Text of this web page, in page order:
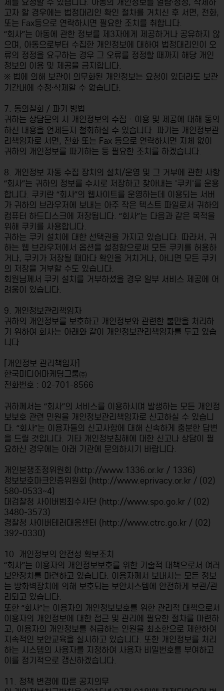
제를 요청할 수 있습니다. 아동의 개인정보를 열람·정정, 삭제하
고자 할 경우에는 법정대리인 확인 절차를 거치신 후 서면, 전화,
또는 Fax등으로 연락하시면 필요한 조치를 취합니다.
“회사”는 아동에 관한 정보를 제3자에게 제공하거나 공유하지 않
으며, 아동으로부터 수집한 개인정보에 대하여 법정대리인이 오
류의 정정을 요구하는 경우 그 오류를 정정할 때까지 해당 개인
정보의 이용 및 제공을 금지합니다.
※ 법에 의해 보관이 의무화된 개인정보는 요청이 있더라도 보관
기간내에 수정·삭제할 수 없습니다.
7. 동의철회 / 파기 방법
귀하는 상담문의 시 개인정보의 수집ㆍ이용 및 제공에 대해 동의
하신 내용을 언제든지 철회하실 수 있습니다. 파기는 개인정보관
리책임자로 서면, 전화 또는 Fax 등으로 연락하시면 지체 없이
귀하의 개인정보를 파기하는 등 필요한 조치를 하겠습니다.
8. 개인정보 자동 수집 장치의 설치/운영 및 그 거부에 관한 사항
“회사”는 귀하의 정보를 수시로 저장하고 찾아내는 '쿠키'를 운용
합니다. 쿠키란 “회사”의 웹사이트를 운영하는데 이용되는 서버
가 귀하의 브라우저에 보내는 아주 작은 텍스트 파일로서 귀하의
컴퓨터 하드디스크에 저장됩니다. “회사”는 다음과 같은 목적을
위해 쿠키를 사용합니다.
귀하는 쿠키 설치에 대한 선택권을 가지고 있습니다. 따라서, 귀
하는 웹 브라우저에서 옵션을 설정함으로써 모든 쿠키를 허용하
거나, 쿠키가 저장될 때마다 확인을 거치거나, 아니면 모든 쿠키
의 저장을 거부할 수도 있습니다.
회원님께서 쿠키 설치를 거부하셨을 경우 일부 서비스 제공에 어
려움이 있습니다.
9. 개인정보관리책임자
귀하의 개인정보를 보호하고 개인정보와 관련한 불만을 처리하
기 위하여 회사는 아래와 같이 개인정보관리책임자를 두고 있습
니다.
[개인정보 관리책임자]
한국미디어마케팅그룹㈜
전화번호 : 02-701-8566
귀하께서는 “회사”의 서비스를 이용하시며 발생하는 모든 개인정
보보호 관련 민원을 개인정보관리책임자로 신고하실 수 있습니
다. “회사”는 이용자들의 신고사항에 대해 신속하게 충분한 답변
을 드릴 것입니다. 기타 개인정보침해에 대한 신고나 상담이 필
요하신 경우에는 아래 기관에 문의하시기 바랍니다.
개인분쟁조정위원회 (http://www.1336.or.kr / 1336)
정보보호마크인증위원회 (http://www.eprivacy.or.kr / (02)
580-0533~4)
대검찰청 사이버범죄수사단 (http://www.spo.go.kr / (02)
3480-3573)
경찰청 사이버테러대응센터 (http://www.ctrc.go.kr / (02)
392-0330)
10. 개인정보의 안전성 확보조치
“회사”는 이용자의 개인정보보호를 위한 기술적 대책으로서 여러
보안장치를 마련하고 있습니다. 이용자께서 보내시는 모든 정보
는 방화벽장치에 의해 보호되는 보안시스템에 안전하게 보관/관
리되고 있습니다.
또한 “회사”는 이용자의 개인정보보호를 위한 관리적 대책으로서
이용자의 개인정보에 대한 접근 및 관리에 필요한 절차를 마련하
고, 이용자의 개인정보를 취급하는 인원을 최소한으로 제한하여
지속적인 보안교육을 실시하고 있습니다. 또한 개인정보를 처리
하는 시스템의 사용자를 지정하여 사용자 비밀번호를 부여하고
이를 정기적으로 갱신하겠습니다.
11. 정책 변경에 따른 공지의무